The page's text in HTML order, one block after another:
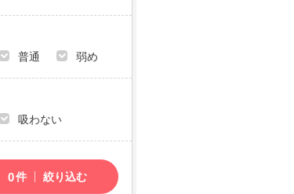
普通 弱め
吸わない
0件 絞り込む